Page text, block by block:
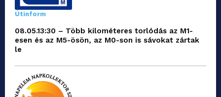
Útinform
08.05.13:30 – Több kilométeres torlódás az M1-
esen és az M5-ösön, az M0-son is sávokat zártak
le